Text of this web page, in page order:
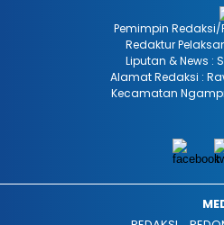
Pemimpin
Redaktur
Liputan & News :
Alamat Redaksi :
Kecamatan